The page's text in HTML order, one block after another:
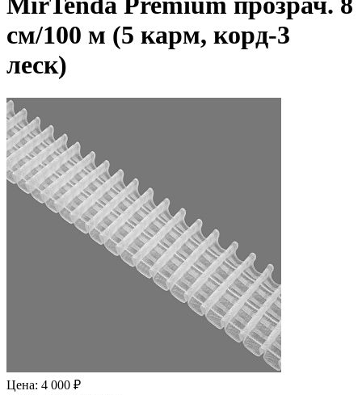
см/100 м (5 карм, корд-3
леск)
Цена: 4 000 ₽